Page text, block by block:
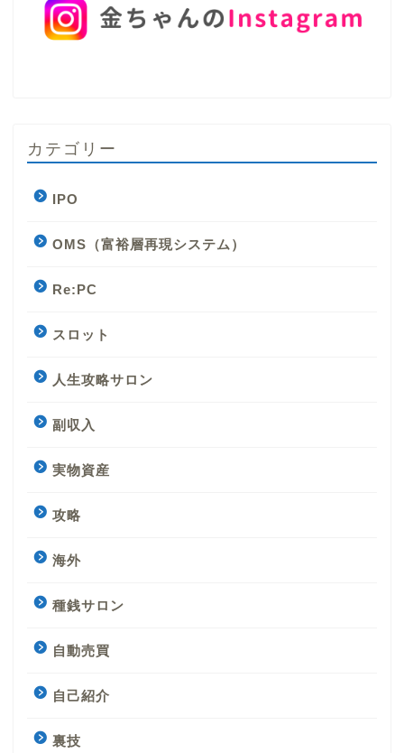
カテゴリー
IPO
OMS（富裕層再現システム）
Re:PC
スロット
人生攻略サロン
副収入
実物資産
攻略
海外
種銭サロン
自動売買
自己紹介
裏技